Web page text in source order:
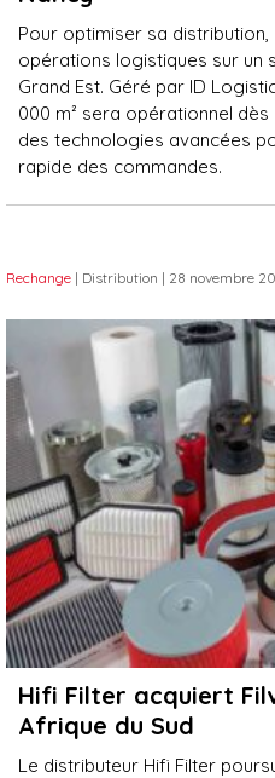
Pour optimiser sa
opérations logistiques sur un
Grand Est. Géré par ID
000 m² sera opérationnel
des technologies avancées
rapide des commandes.
Rechange | Distribution | 28 novembre
Hifi Filter acquiert
Afrique du Sud
Le distributeur Hifi Filter